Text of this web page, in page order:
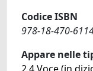
Codice ISBN
978-18-470-
Appare nelle